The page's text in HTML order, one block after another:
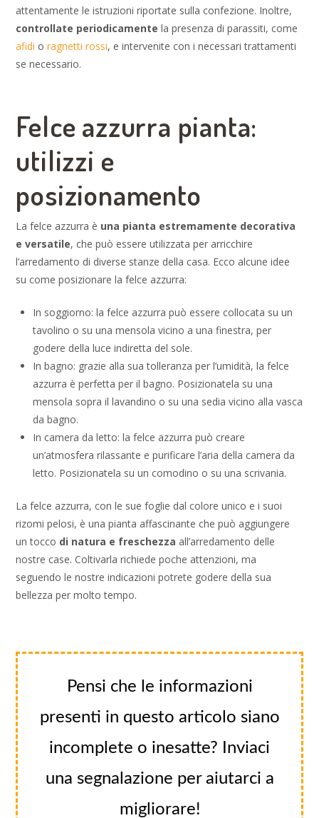
attentamente le istruzioni riportate sulla confezione. Inoltre,
controllate periodicamente la presenza di parassiti, come
afidi oragnetti rossi, e intervenite con i necessari trattamenti
se necessario.
Felce azzurra pianta:
utilizzi e
posizionamento
La felce azzurra è una pianta estremamente decorativa
e versatile, che può essere utilizzata per arricchire
l’arredamento di diverse stanze della casa. Ecco alcune idee
su come posizionare la felce azzurra:
In soggiorno: la felce azzurra può essere collocata su un
tavolino o su una mensola vicino a una finestra, per
godere della luce indiretta del sole.
In bagno: grazie alla sua tolleranza per l’umidità, la felce
azzurra è perfetta per il bagno. Posizionatela su una
mensola sopra il lavandino o su una sedia vicino alla vasca
da bagno.
In camera da letto: la felce azzurra può creare
un’atmosfera rilassante e purificare l’aria della camera da
letto. Posizionatela su un comodino o su una scrivania.
La felce azzurra, con le sue foglie dal colore unico e i suoi
rizomi pelosi, è una pianta affascinante che può aggiungere
un tocco di natura e freschezza all’arredamento delle
nostre case. Coltivarla richiede poche attenzioni, ma
seguendo le nostre indicazioni potrete godere della sua
bellezza per molto tempo.
Pensi che le informazioni
presenti in questo articolo siano
incomplete o inesatte? Inviaci
una segnalazione per aiutarci a
migliorare!